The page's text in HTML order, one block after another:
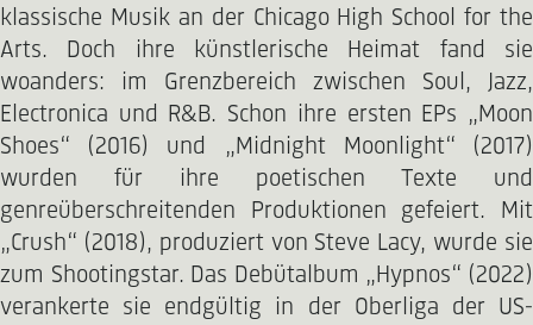
klassische Musik an der Chicago High School for the
Arts. Doch ihre künstlerische Heimat fand sie
woanders: im Grenzbereich zwischen Soul, Jazz,
Electronica und R&B. Schon ihre ersten EPs „Moon
Shoes“ (2016) und „Midnight Moonlight“ (2017)
wurden für ihre poetischen Texte und
genreüberschreitenden Produktionen gefeiert. Mit
„Crush“ (2018), produziert von Steve Lacy, wurde sie
zum Shootingstar. Das Debütalbum „Hypnos“ (2022)
verankerte sie endgültig in der Oberliga der US-